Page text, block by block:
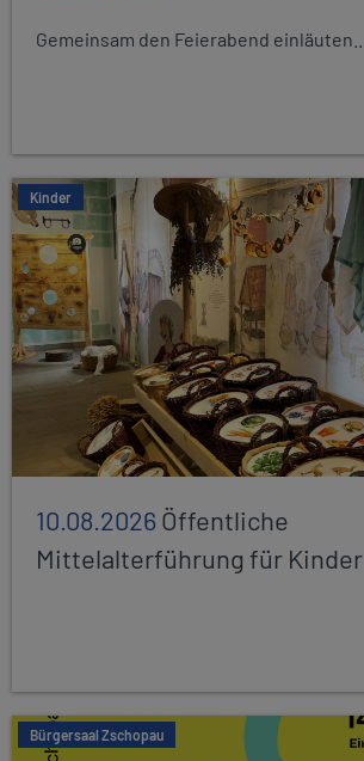
Gemeinsam den Feierabend einläuten...
Kinder
10.08.2026Öffentliche
Mittelalterführung für Kinder
Bürgersaal Zschopau